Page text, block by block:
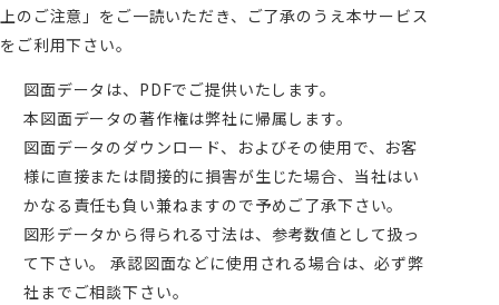
上のご注意」をご一読いただき、ご了承のうえ本サービス
をご利用下さい。
図面データは、PDFでご提供いたします。
本図面データの著作権は弊社に帰属します。
図面データのダウンロード、およびその使用で、お客
様に直接または間接的に損害が生じた場合、当社はい
かなる責任も負い兼ねますので予めご了承下さい。
図形データから得られる寸法は、参考数値として扱っ
て下さい。 承認図面などに使用される場合は、必ず弊
社までご相談下さい。